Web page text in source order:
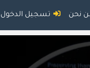
نحن تسجيل الدخول